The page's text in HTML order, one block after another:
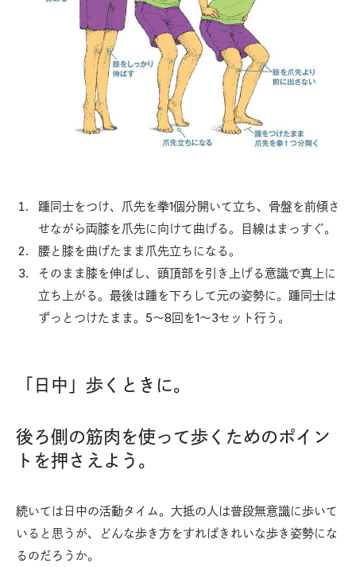
踵同士をつけ、爪先を拳1個分開いて立ち、骨盤を前傾さ
せながら両膝を爪先に向けて曲げる。目線はまっすぐ。
腰と膝を曲げたまま爪先立ちになる。
そのまま膝を伸ばし、頭頂部を引き上げる意識で真上に
立ち上がる。最後は踵を下ろして元の姿勢に。踵同士は
ずっとつけたまま。5～8回を1～3セット行う。
「日中」歩くときに。
後ろ側の筋肉を使って歩くためのポイン
トを押さえよう。
続いては日中の活動タイム。大抵の人は普段無意識に歩いて
いると思うが、どんな歩き方をすればきれいな歩き姿勢にな
るのだろうか。